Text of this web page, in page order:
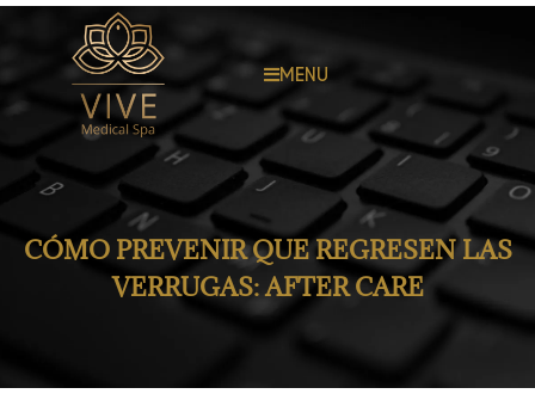
MENU
CÓMO PREVENIR QUE REGRESEN LAS
VERRUGAS: AFTER CARE